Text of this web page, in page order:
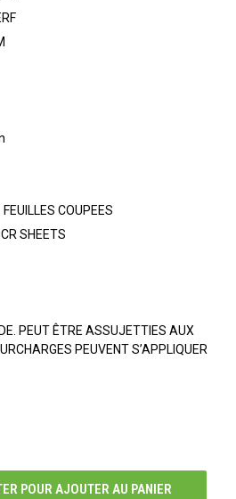
SHEETS
FEUILLES COUPEES
PEUT ÊTRE ASSUJETTIES AUX
PEUVENT S’APPLIQUER
POUR AJOUTER AU PANIER